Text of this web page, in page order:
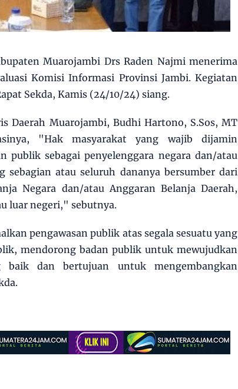
Muarojambi Drs Raden Najmi menerima
Komisi Informasi Provinsi Jambi. Kegiatan
Sekda, Kamis (24/10/24) siang.
Daerah Muarojambi, Budhi Hartono, S.Sos, MT
"Hak masyarakat yang wajib dijamin
publik sebagai penyelenggara negara dan/atau
sebagian atau seluruh dananya bersumber dari
Negara dan/atau Anggaran Belanja Daerah,
luar negeri," sebutnya.
pengawasan publik atas segala sesuatu yang
mendorong badan publik untuk mewujudkan
baik dan bertujuan untuk mengembangkan